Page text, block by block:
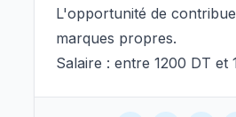
L'opportunité de
marques propres.
Salaire : entre 1200 DT